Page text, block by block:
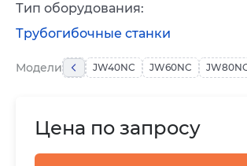
Цена по запросу
Модели JW40NC JW60NC
Тип оборудования:
Трубогибочные станки